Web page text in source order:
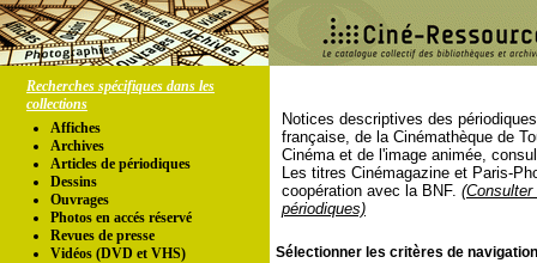
Recherches spécifiques dans les
collections
Affiches
Archives
Articles de périodiques
Dessins
Ouvrages
Photos en accés réservé
Revues de presse
Vidéos (DVD et VHS)
Notices descriptives des
française, de la Cinémathèque de
Cinéma et de l'image animée,
Les titres Cinémagazine et Paris-
coopération avec la BNF.
périodiques)
Sélectionner les critères de